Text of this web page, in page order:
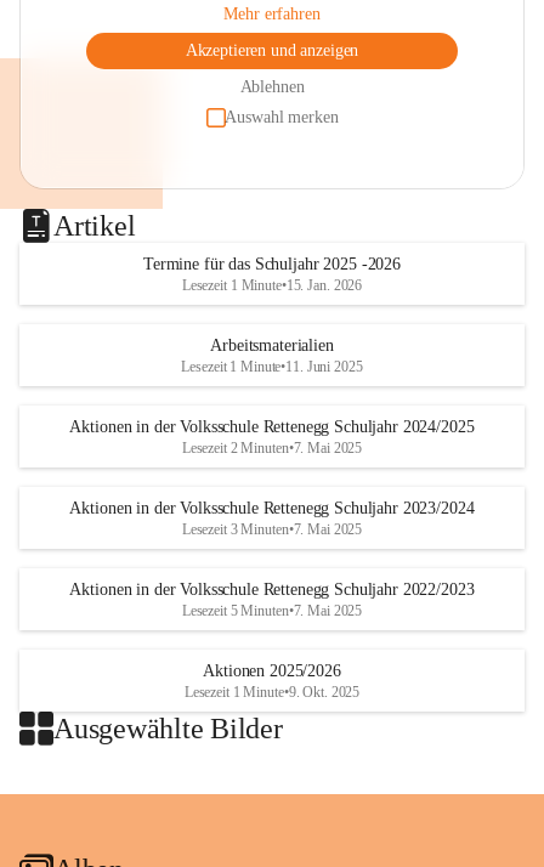
Mehr erfahren
Akzeptieren und anzeigen
Ablehnen
Auswahl merken
Artikel
Termine für das Schuljahr 2025 -2026
Lesezeit 1 Minute•15. Jan. 2026
Arbeitsmaterialien
Lesezeit 1 Minute•11. Juni 2025
Aktionen in der Volksschule Rettenegg Schuljahr 2024/2025
Lesezeit 2 Minuten•7. Mai 2025
Aktionen in der Volksschule Rettenegg Schuljahr 2023/2024
Lesezeit 3 Minuten•7. Mai 2025
Aktionen in der Volksschule Rettenegg Schuljahr 2022/2023
Lesezeit 5 Minuten•7. Mai 2025
Aktionen 2025/2026
Lesezeit 1 Minute•9. Okt. 2025
Ausgewählte Bilder